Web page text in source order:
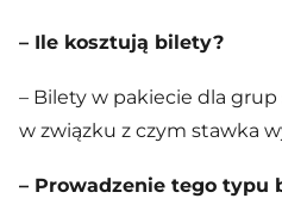
– Ile kosztują bilety?
– Bilety w pakiecie dla grup
w związku z czym stawka
– Prowadzenie tego typu